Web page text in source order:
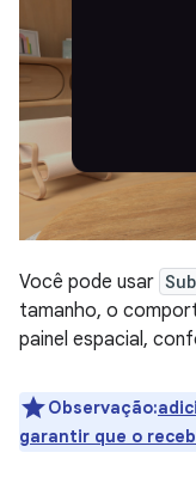
Você pode usar
tamanho, o
painel espacial,
Observação:
garantir que o